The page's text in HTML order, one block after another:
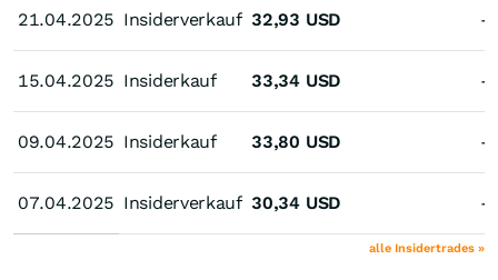
21.04.2025
15.04.2025
09.04.2025
07.04.2025
21.04.2025 Insiderverkauf 32,93 USD -
15.04.2025 Insiderkauf 33,34 USD -
09.04.2025 Insiderkauf 33,80 USD -
07.04.2025 Insiderverkauf 30,34 USD -
alle Insidertrades »